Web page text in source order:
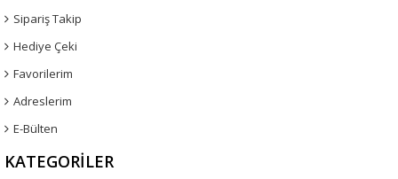
Sipariş Takip
Hediye Çeki
Favorilerim
Adreslerim
E-Bülten
KATEGORILER